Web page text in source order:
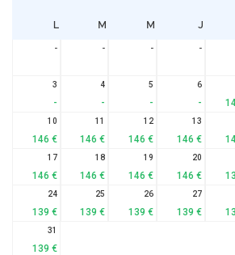
L M M J
- - - -
3
-
4
-
5
-
6
-
10
146 €
11
146 €
12
146 €
13
146 €
17
146 €
18
146 €
19
146 €
20
146 €
24
139 €
25
139 €
26
139 €
27
139 €
31
139 €